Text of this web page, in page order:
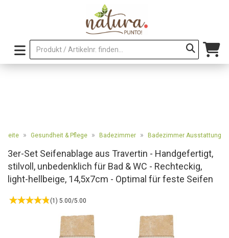
» Gesundheit & Pflege » Badezimmer » Badezimmer Ausstattung
3er-Set Seifenablage aus Travertin - Handgefertigt,
stilvoll, unbedenklich für Bad & WC - Rechteckig,
light-hellbeige, 14,5x7cm - Optimal für feste Seifen
(1) 5.00/5.00